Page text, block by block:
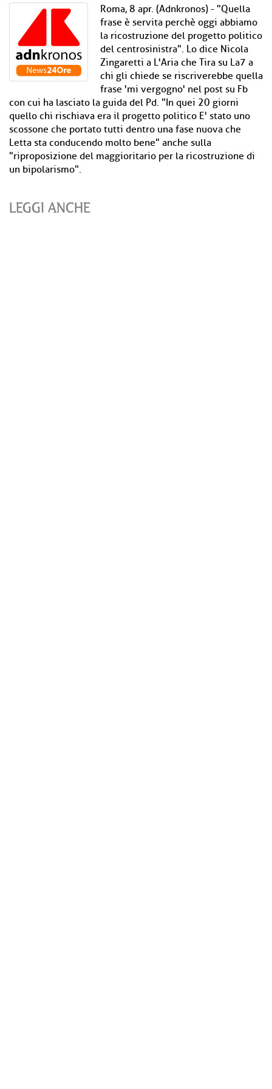
Roma, 8 apr. (Adnkronos) - "Quella
frase è servita perchè oggi abbiamo
la ricostruzione del progetto politico
del centrosinistra". Lo dice Nicola
Zingaretti a L'Aria che Tira su La7 a
chi gli chiede se riscriverebbe quella
frase 'mi vergogno' nel post su Fb
con cui ha lasciato la guida del Pd. "In quei 20 giorni
quello chi rischiava era il progetto politico E' stato uno
scossone che portato tutti dentro una fase nuova che
Letta sta conducendo molto bene" anche sulla
"riproposizione del maggioritario per la ricostruzione di
un bipolarismo".
LEGGI ANCHE